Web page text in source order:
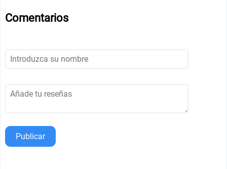
Comentarios
Publicar